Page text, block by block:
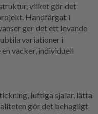
vilket gör det
Handfärgat i
ger det ett levande
variationer i
vacker, individuell
luftiga sjalar, lätta
gör det behagligt